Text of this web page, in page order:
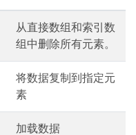
从直接数组和索引数
组中删除所有元素。
将数据复制到指定元
素
加载数据